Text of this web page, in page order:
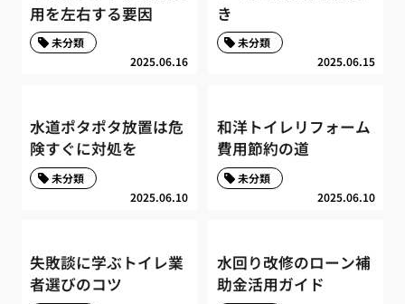
用を左右する要因
2025.06.16
未分類
き
2025.06.15
未分類
水道ポタポタ放置は危
険すぐに対処を
2025.06.10
未分類
和洋トイレリフォーム
費用節約の道
2025.06.10
未分類
失敗談に学ぶトイレ業
者選びのコツ
水回り改修のローン補
助金活用ガイド